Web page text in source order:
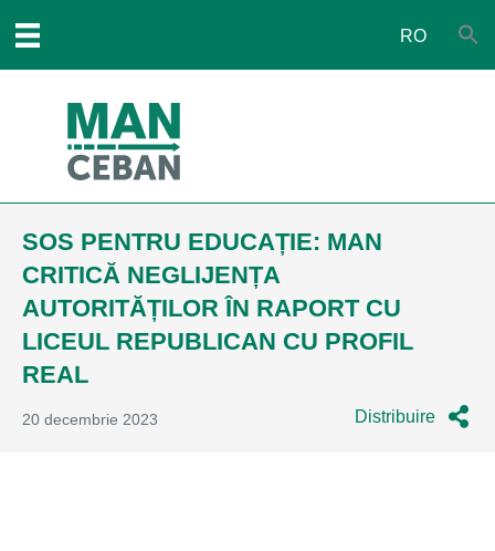
RO
SOS PENTRU EDUCAȚIE: MAN
CRITICĂ NEGLIJENȚA
AUTORITĂȚILOR ÎN RAPORT CU
LICEUL REPUBLICAN CU PROFIL
REAL
20 decembrie 2023 Distribuire